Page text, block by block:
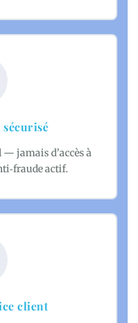
sécurisé
— jamais d’accès à
actif.
client